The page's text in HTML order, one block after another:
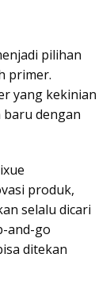
pilihan
primer.
yang kekinian
baru dengan
produk,
selalu dicari
and-go
ditekan